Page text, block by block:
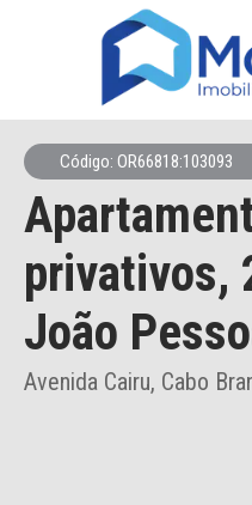
Código: OR66818:103093
privativos,
João
Avenida Cairu, Cabo